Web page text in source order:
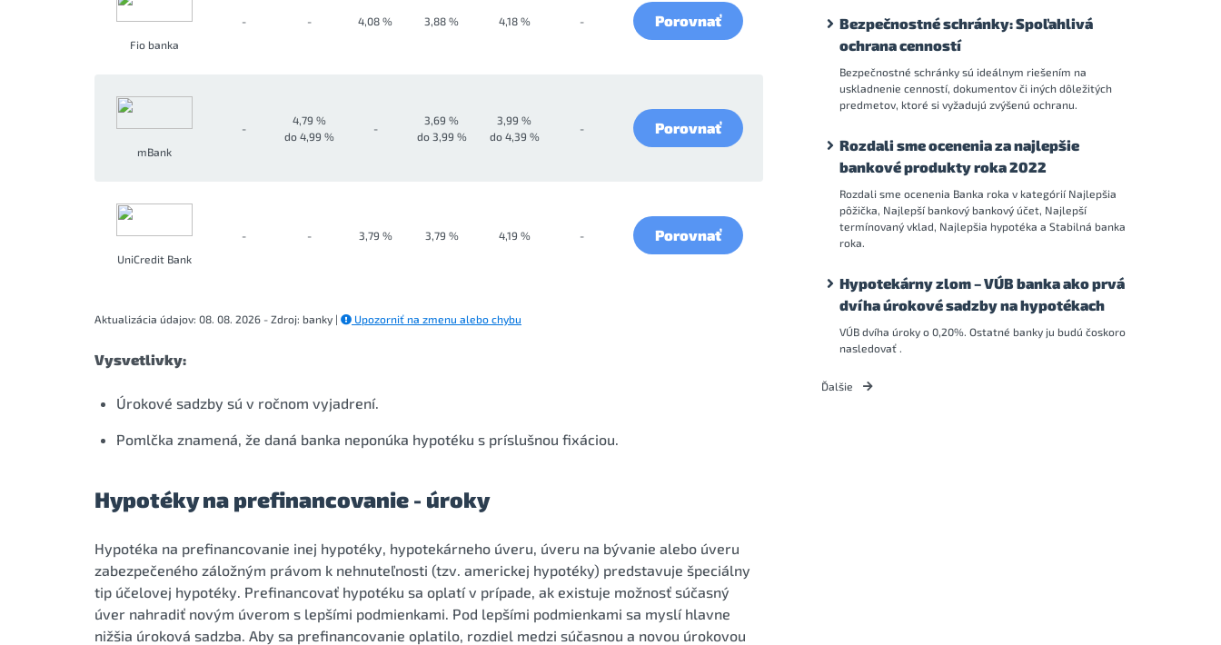
Fio banka
- - 4,08 % 3,88 % 4,18 % - Porovnať
mBank
-
4,79 %
do 4,99 %
-
3,69 %
do 3,99 %
3,99 %
do 4,39 %
- Porovnať
UniCredit Bank
- - 3,79 % 3,79 % 4,19 % - Porovnať
Aktualizácia údajov: 08. 08. 2026 - Zdroj: banky | Upozorniť na zmenu alebo chybu
Vysvetlivky:
Úrokové sadzby sú v ročnom vyjadrení.
Pomlčka znamená, že daná banka neponúka hypotéku s príslušnou fixáciou.
Hypotéky na prefinancovanie - úroky
Hypotéka na prefinancovanie inej hypotéky, hypotekárneho úveru, úveru na bývanie alebo úveru
zabezpečeného záložným právom k nehnuteľnosti (tzv. americkej hypotéky) predstavuje špeciálny
tip účelovej hypotéky. Prefinancovať hypotéku sa oplatí v prípade, ak existuje možnosť súčasný
úver nahradiť novým úverom s lepšími podmienkami. Pod lepšími podmienkami sa myslí hlavne
nižšia úroková sadzba. Aby sa prefinancovanie oplatilo, rozdiel medzi súčasnou a novou úrokovou
Bezpečnostné schránky: Spoľahlivá
ochrana cenností
Bezpečnostné schránky sú ideálnym riešením na
uskladnenie cenností, dokumentov či iných dôležitých
predmetov, ktoré si vyžadujú zvýšenú ochranu.
Rozdali sme ocenenia za najlepšie
bankové produkty roka 2022
Rozdali sme ocenenia Banka roka v kategórií Najlepšia
pôžička, Najlepší bankový bankový účet, Najlepší
termínovaný vklad, Najlepšia hypotéka a Stabilná banka
roka.
Hypotekárny zlom – VÚB banka ako prvá
dvíha úrokové sadzby na hypotékach
VÚB dvíha úroky o 0,20%. Ostatné banky ju budú čoskoro
nasledovať .
Ďalšie